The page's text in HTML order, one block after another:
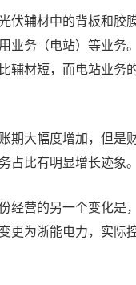
伏辅材中的背板和胶
业务（电站）等业务
辅材短，而电站业务
期大幅度增加，但是
占比有明显增长迹象。
经营的另一个变化是
更为浙能电力，实际